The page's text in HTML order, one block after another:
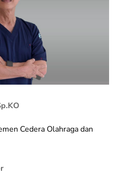
Cedera Olahraga dan